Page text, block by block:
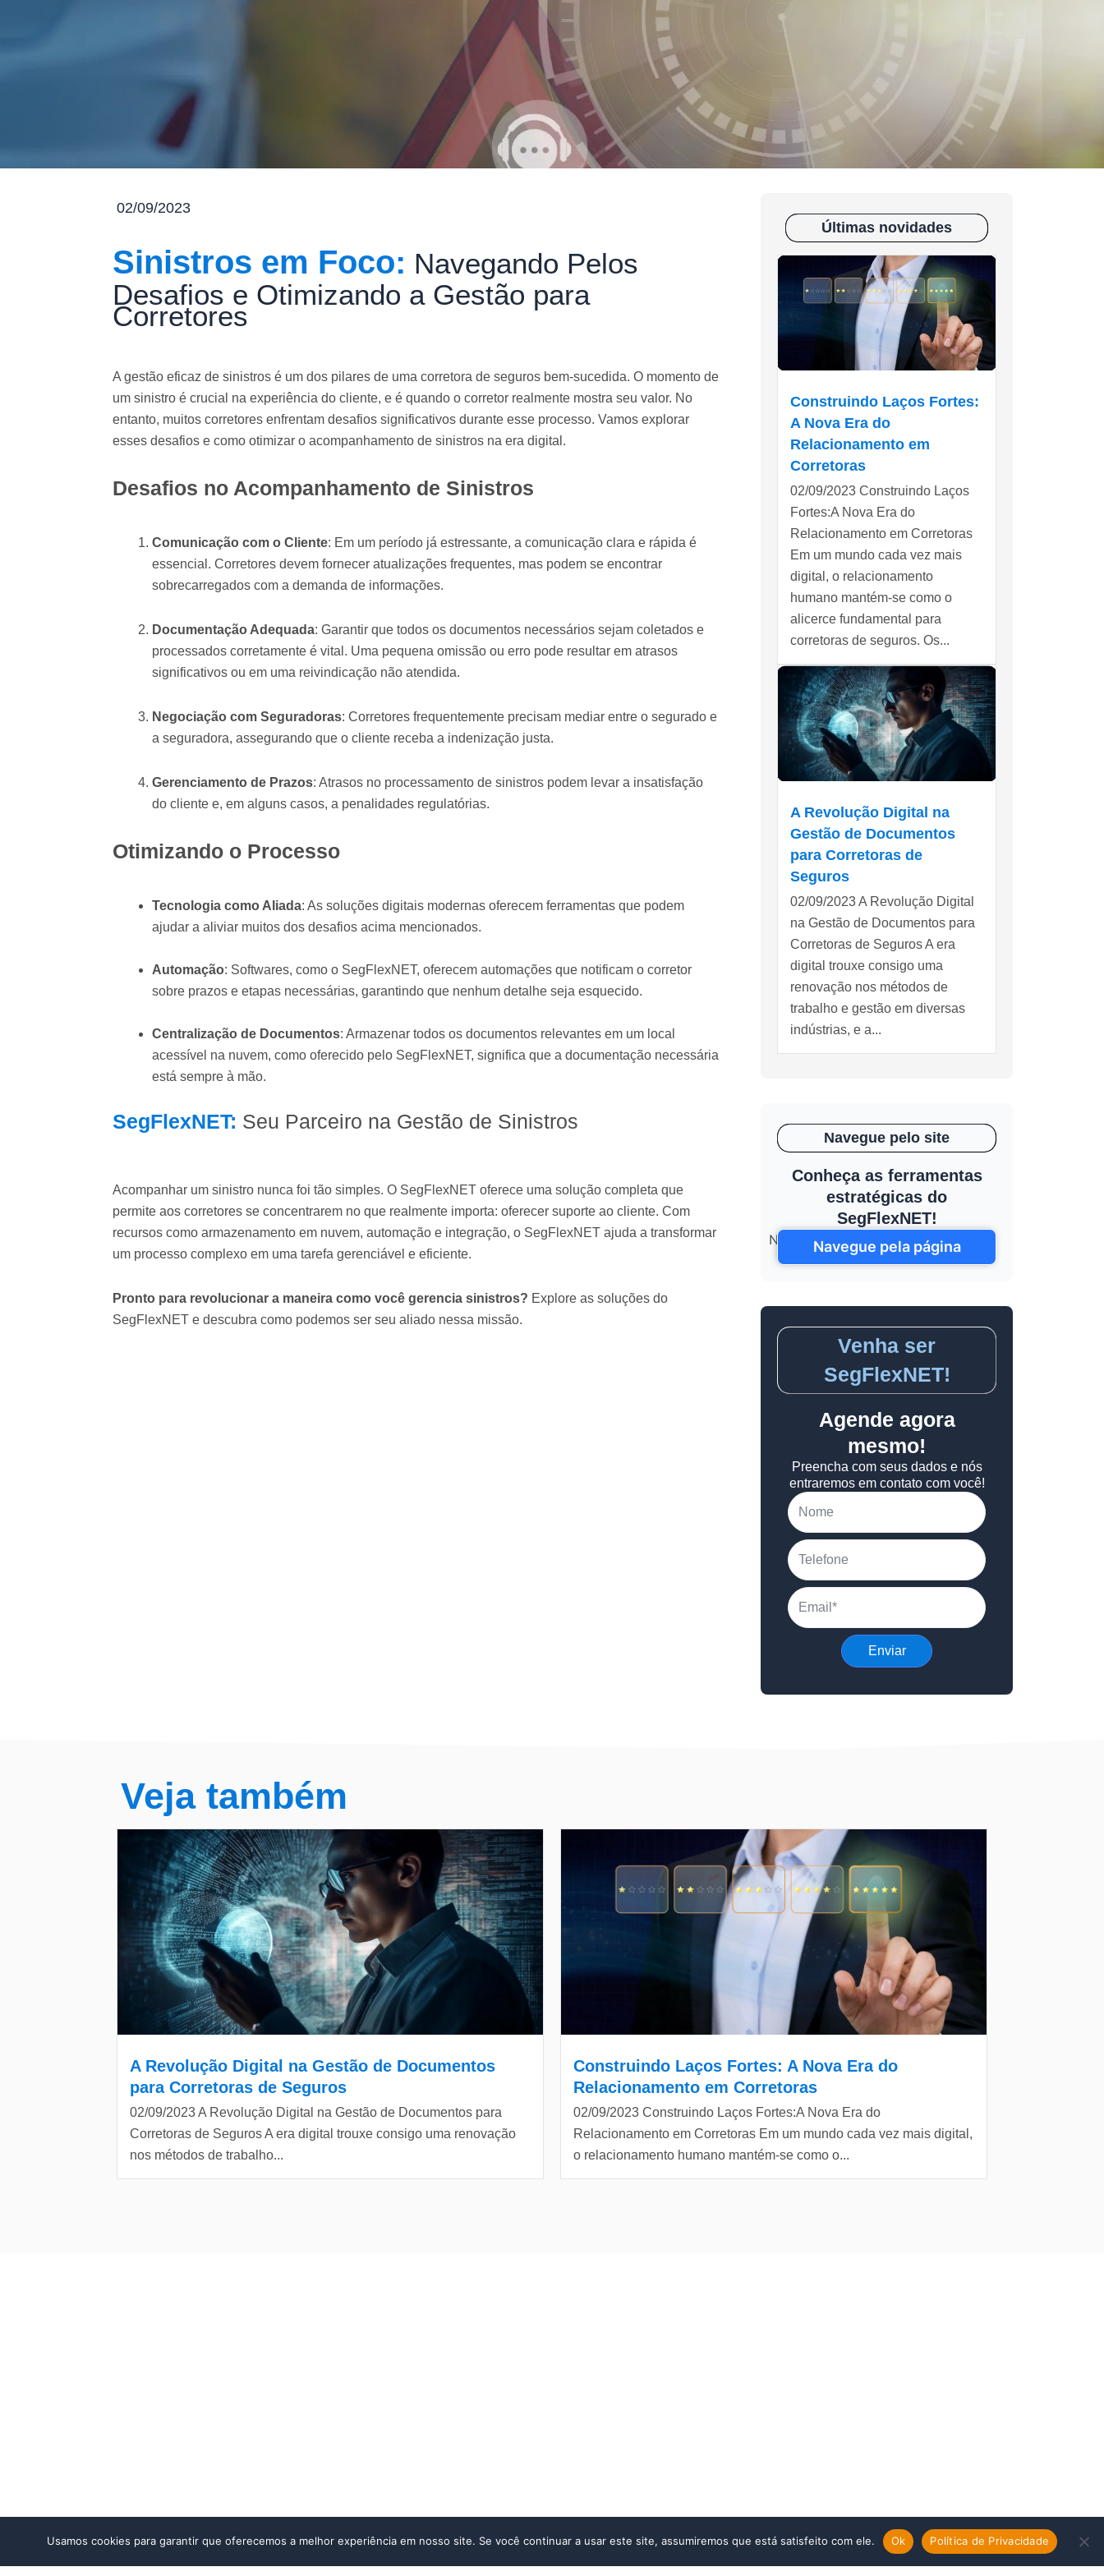
02/09/2023
Sinistros em Foco: Navegando Pelos
Desafios e Otimizando a Gestão para
Corretores
A gestão eficaz de sinistros é um dos pilares de uma corretora de seguros bem-sucedida. O momento de
um sinistro é crucial na experiência do cliente, e é quando o corretor realmente mostra seu valor. No
entanto, muitos corretores enfrentam desafios significativos durante esse processo. Vamos explorar
esses desafios e como otimizar o acompanhamento de sinistros na era digital.
Desafios no Acompanhamento de Sinistros
Comunicação com o Cliente: Em um período já estressante, a comunicação clara e rápida é
essencial. Corretores devem fornecer atualizações frequentes, mas podem se encontrar
sobrecarregados com a demanda de informações.
Documentação Adequada: Garantir que todos os documentos necessários sejam coletados e
processados corretamente é vital. Uma pequena omissão ou erro pode resultar em atrasos
significativos ou em uma reivindicação não atendida.
Negociação com Seguradoras: Corretores frequentemente precisam mediar entre o segurado e
a seguradora, assegurando que o cliente receba a indenização justa.
Gerenciamento de Prazos: Atrasos no processamento de sinistros podem levar a insatisfação
do cliente e, em alguns casos, a penalidades regulatórias.
Otimizando o Processo
Tecnologia como Aliada: As soluções digitais modernas oferecem ferramentas que podem
ajudar a aliviar muitos dos desafios acima mencionados.
Automação: Softwares, como o SegFlexNET, oferecem automações que notificam o corretor
sobre prazos e etapas necessárias, garantindo que nenhum detalhe seja esquecido.
Centralização de Documentos: Armazenar todos os documentos relevantes em um local
acessível na nuvem, como oferecido pelo SegFlexNET, significa que a documentação necessária
está sempre à mão.
SegFlexNET: Seu Parceiro na Gestão de Sinistros
Acompanhar um sinistro nunca foi tão simples. O SegFlexNET oferece uma solução completa que
permite aos corretores se concentrarem no que realmente importa: oferecer suporte ao cliente. Com
recursos como armazenamento em nuvem, automação e integração, o SegFlexNET ajuda a transformar
um processo complexo em uma tarefa gerenciável e eficiente.
Pronto para revolucionar a maneira como você gerencia sinistros? Explore as soluções do
SegFlexNET e descubra como podemos ser seu aliado nessa missão.
Últimas novidades
Construindo Laços Fortes:
A Nova Era do
Relacionamento em
Corretoras
02/09/2023 Construindo Laços
Fortes:A Nova Era do
Relacionamento em Corretoras
Em um mundo cada vez mais
digital, o relacionamento
humano mantém-se como o
alicerce fundamental para
corretoras de seguros. Os...
A Revolução Digital na
Gestão de Documentos
para Corretoras de
Seguros
02/09/2023 A Revolução Digital
na Gestão de Documentos para
Corretoras de Seguros A era
digital trouxe consigo uma
renovação nos métodos de
trabalho e gestão em diversas
indústrias, e a...
Conheça as ferramentas
estratégicas do
SegFlexNET!
Navegue pelo site
Nenhum post encontrado!
Navegue pela página
Agende agora
mesmo!
Preencha com seus dados e nós
entraremos em contato com você!
Nome
Telefone
Email
Enviar
Venha ser
SegFlexNET!
Veja também
A Revolução Digital na Gestão de Documentos
para Corretoras de Seguros
02/09/2023 A Revolução Digital na Gestão de Documentos para
Corretoras de Seguros A era digital trouxe consigo uma renovação
nos métodos de trabalho...
Construindo Laços Fortes: A Nova Era do
Relacionamento em Corretoras
02/09/2023 Construindo Laços Fortes:A Nova Era do
Relacionamento em Corretoras Em um mundo cada vez mais digital,
o relacionamento humano mantém-se como o...
Usamos cookies para garantir que oferecemos a melhor experiência em nosso site. Se você continuar a usar este site, assumiremos que está satisfeito com ele. Ok Política de Privacidade